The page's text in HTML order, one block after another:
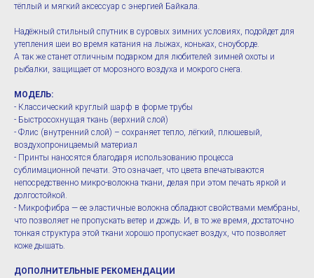
тёплый и мягкий аксессуар с энергией Байкала.
Надёжный стильный спутник в суровых зимних условиях, подойдет для
утепления шеи во время катания на лыжах, коньках, сноуборде.
А так же станет отличным подарком для любителей зимней охоты и
рыбалки, защищает от морозного воздуха и мокрого снега.
МОДЕЛЬ:
- Классический круглый шарф в форме трубы
- Быстросохнущая ткань (верхний слой)
- Флис (внутренний слой) – сохраняет тепло, лёгкий, плюшевый,
воздухопроницаемый материал
- Принты наносятся благодаря использованию процесса
сублимационной печати. Это означает, что цвета впечатываются
непосредственно микро-волокна ткани, делая при этом печать яркой и
долгостойкой.
- Микрофибра — ее эластичные волокна обладают свойствами мембраны,
что позволяет не пропускать ветер и дождь. И, в то же время, достаточно
тонкая структура этой ткани хорошо пропускает воздух, что позволяет
коже дышать.
ДОПОЛНИТЕЛЬНЫЕ РЕКОМЕНДАЦИИ